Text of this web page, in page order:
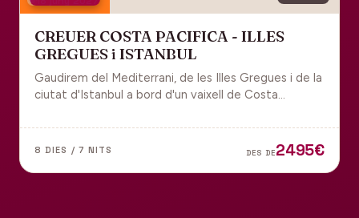
CREUER COSTA PACIFICA - ILLES
GREGUES i ISTANBUL
Gaudirem del Mediterrani, de les Illes Gregues i de la
ciutat d'Istanbul a bord d'un vaixell de Costa
8 DIES / 7 NITS DES DE2495€